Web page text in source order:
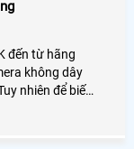
đến từ hãng
không dây
nhiên để biết